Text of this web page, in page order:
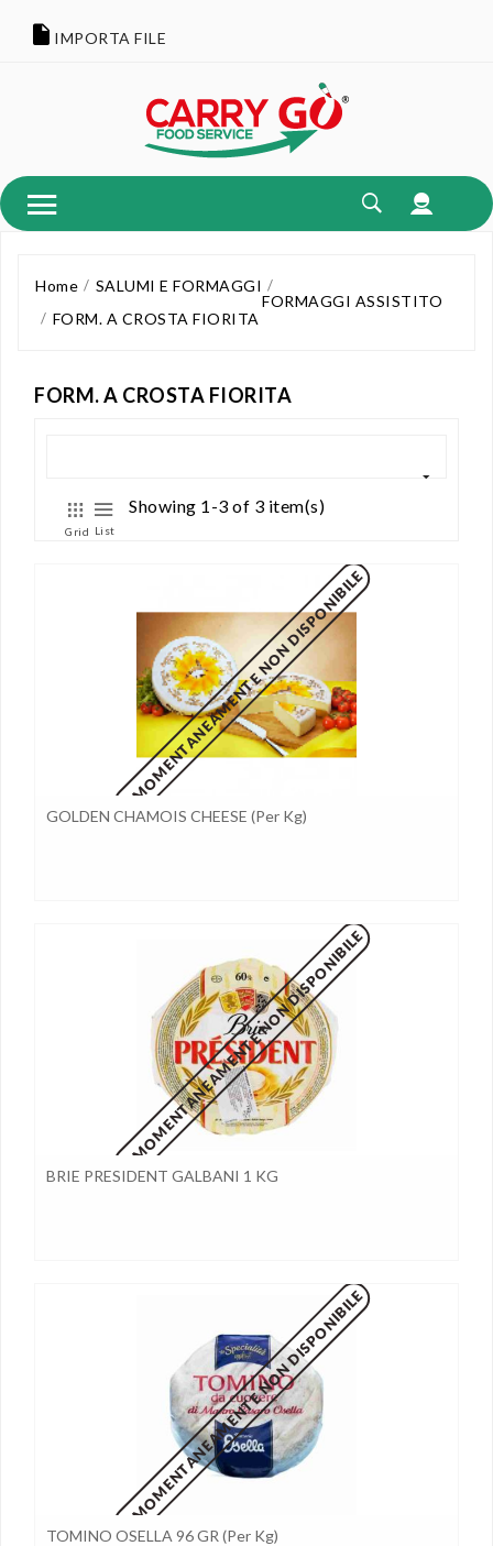
IMPORTA FILE
Home
SALUMI E FORMAGGI
FORMAGGI ASSISTITO
FORM. A CROSTA FIORITA
FORM. A CROSTA FIORITA
Grid List
Showing 1-3 of 3 item(s)
MOMENTANEAMENTE NON DISPONIBILE
GOLDEN CHAMOIS CHEESE (per Kg)
MOMENTANEAMENTE NON DISPONIBILE
BRIE PRESIDENT GALBANI 1 KG
MOMENTANEAMENTE NON DISPONIBILE
TOMINO OSELLA 96 GR (per Kg)